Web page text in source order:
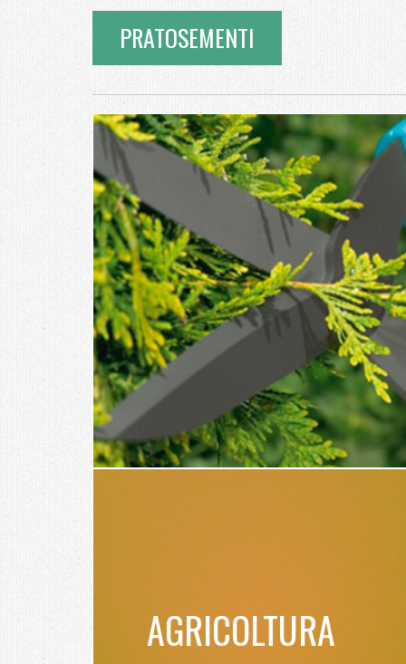
PRATOSEMENTI
AGRICOLTURA